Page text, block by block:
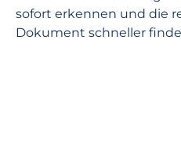
sofort erkennen und die
Dokument schneller